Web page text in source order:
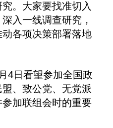
。大家要找准切入
入一线调查研究，
各项决策部署落地
看望参加全国政
、致公党、无党派
加联组会时的重要